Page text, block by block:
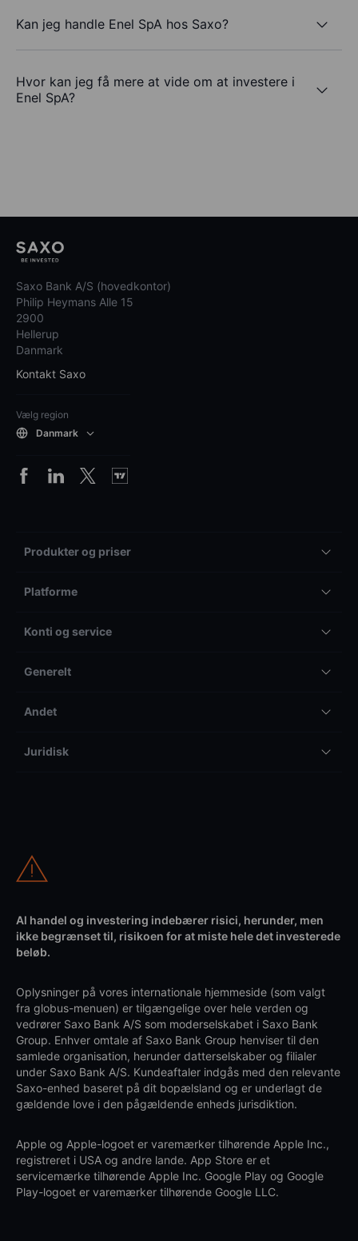
Kan jeg handle Enel SpA hos Saxo?
Hvor kan jeg få mere at vide om at investere i
Enel SpA?
Saxo Bank A/S (hovedkontor)
Philip Heymans Alle 15
2900
Hellerup
Danmark
Kontakt Saxo
Vælg region
Danmark
Produkter og priser
Platforme
Konti og service
Generelt
Andet
Juridisk
Al handel og investering indebærer risici, herunder, men
ikke begrænset til, risikoen for at miste hele det investerede
beløb.
Oplysninger på vores internationale hjemmeside (som valgt
fra globus-menuen) er tilgængelige over hele verden og
vedrører Saxo Bank A/S som moderselskabet i Saxo Bank
Group. Enhver omtale af Saxo Bank Group henviser til den
samlede organisation, herunder datterselskaber og filialer
under Saxo Bank A/S. Kundeaftaler indgås med den relevante
Saxo-enhed baseret på dit bopælsland og er underlagt de
gældende love i den pågældende enheds jurisdiktion.
Apple og Apple-logoet er varemærker tilhørende Apple Inc.,
registreret i USA og andre lande. App Store er et
servicemærke tilhørende Apple Inc. Google Play og Google
Play-logoet er varemærker tilhørende Google LLC.